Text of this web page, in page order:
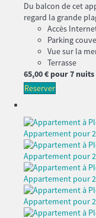
Du balcon de cet
regard la grande
Accès
Parking
Vue sur la
Terrasse
65,00 € pour 7 nuits
Reserver